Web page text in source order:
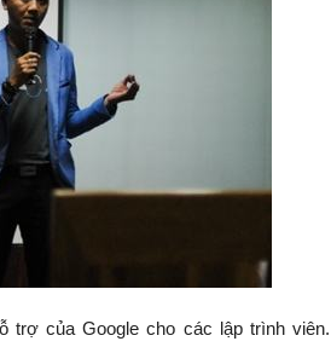
trợ của Google cho các lập trình viên.